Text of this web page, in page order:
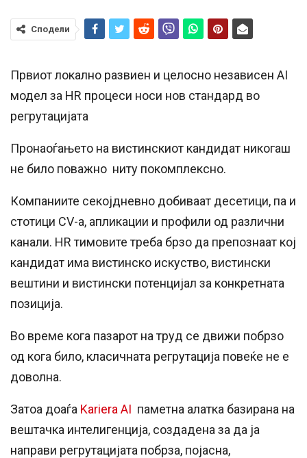
Сподели
Првиот локално развиен и целосно независен AI
модел за HR процеси носи нов стандард во
регрутацијата
Пронаоѓањето на вистинскиот кандидат никогаш
не било поважно ниту покомплексно.
Компаниите секојдневно добиваат десетици, па и
стотици CV-а, апликации и профили од различни
канали. HR тимовите треба брзо да препознаат кој
кандидат има вистинско искуство, вистински
вештини и вистински потенцијал за конкретната
позиција.
Во време кога пазарот на труд се движи побрзо
од кога било, класичната регрутација повеќе не е
доволна.
Затоа доаѓа Kariera AI паметна алатка базирана на
вештачка интелигенција, создадена за да ја
направи регрутацијата побрза, појасна,